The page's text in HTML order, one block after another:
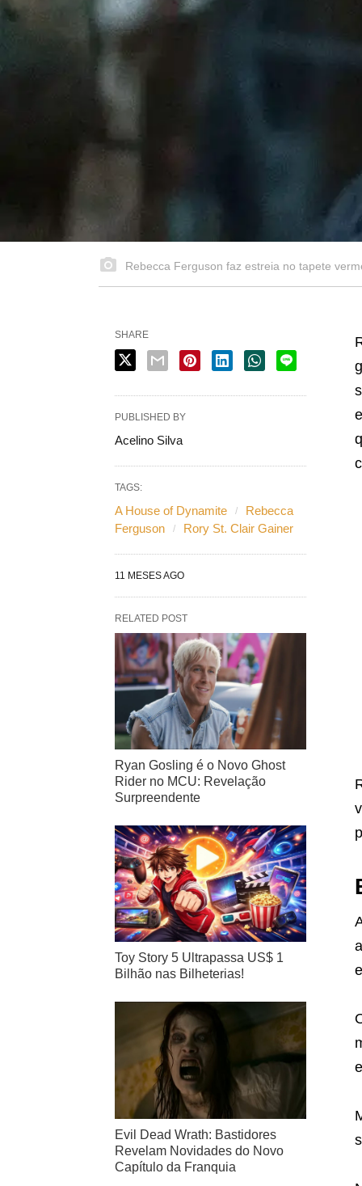
Rebecca Ferguson faz estreia no tapete
SHARE
PUBLISHED BY
Acelino Silva
TAGS:
A House of Dynamite
Rebecca
Ferguson
Rory St. Clair Gainer
11 MESES AGO
RELATED POST
Ryan Gosling é o Novo Ghost
Rider no MCU: Revelação
Surpreendente
Toy Story 5 Ultrapassa US$ 1
Bilhão nas Bilheterias!
Evil Dead Wrath: Bastidores
Revelam Novidades do Novo
Capítulo da Franquia